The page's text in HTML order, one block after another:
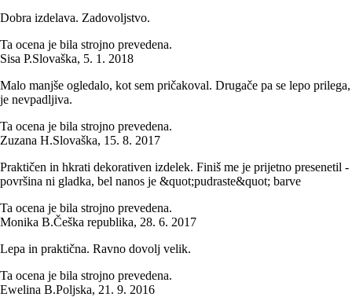
Dobra izdelava. Zadovoljstvo.
Ta ocena je bila strojno prevedena.
Sisa P.Slovaška, 5. 1. 2018
Malo manjše ogledalo, kot sem pričakoval. Drugače pa se lepo prilega,
je nevpadljiva.
Ta ocena je bila strojno prevedena.
Zuzana H.Slovaška, 15. 8. 2017
Praktičen in hkrati dekorativen izdelek. Finiš me je prijetno presenetil -
površina ni gladka, bel nanos je &quot;pudraste&quot; barve
Ta ocena je bila strojno prevedena.
Monika B.Češka republika, 28. 6. 2017
Lepa in praktična. Ravno dovolj velik.
Ta ocena je bila strojno prevedena.
Ewelina B.Poljska, 21. 9. 2016